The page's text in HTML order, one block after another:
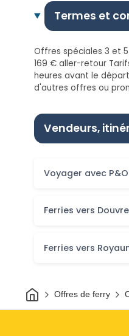
Termes et
Offres spéciales 3 et
169 € aller-retour
heures avant le
d'autres offres ou
Vendeurs,
Voyager avec
Ferries vers
Ferries vers
MaisonOffres de ferry